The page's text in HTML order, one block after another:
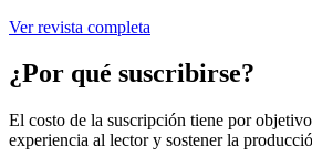
Ver revista completa
¿Por qué suscribirse?
El costo de la suscripción tiene por
experiencia al lector y sostener la